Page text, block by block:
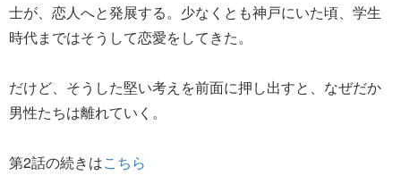
士が、恋人へと発展する。少なくとも神戸にいた頃、学生
時代まではそうして恋愛をしてきた。
だけど、そうした堅い考えを前面に押し出すと、なぜだか
男性たちは離れていく。
第2話の続きはこちら